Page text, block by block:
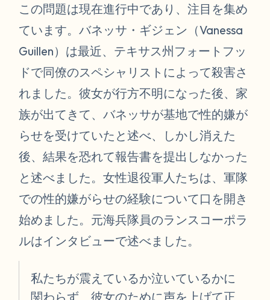
この問題は現在進行中であり、注目を集め
ています。バネッサ・ギジェン（Vanessa
Guillen）は最近、テキサス州フォートフッ
ドで同僚のスペシャリストによって殺害さ
れました。彼女が行方不明になった後、家
族が出てきて、バネッサが基地で性的嫌が
らせを受けていたと述べ、しかし消えた
後、結果を恐れて報告書を提出しなかった
と述べました。女性退役軍人たちは、軍隊
での性的嫌がらせの経験について口を開き
始めました。元海兵隊員のランスコーポラ
ルはインタビューで述べました。
私たちが震えているか泣いているかに
関わらず、彼女のために声を上げて正